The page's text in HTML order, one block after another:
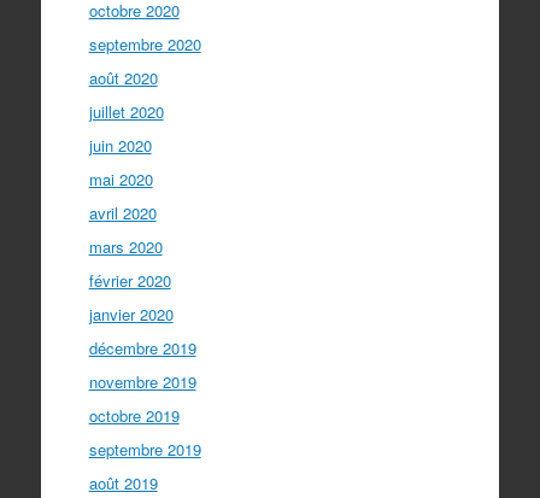
octobre 2020
septembre 2020
août 2020
juillet 2020
juin 2020
mai 2020
avril 2020
mars 2020
février 2020
janvier 2020
décembre 2019
novembre 2019
octobre 2019
septembre 2019
août 2019